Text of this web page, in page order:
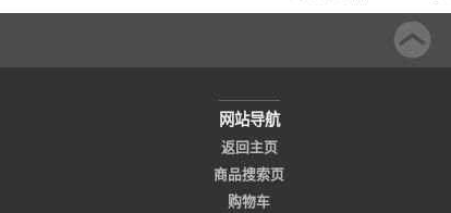
网站导航
返回主页
商品搜索页
购物车